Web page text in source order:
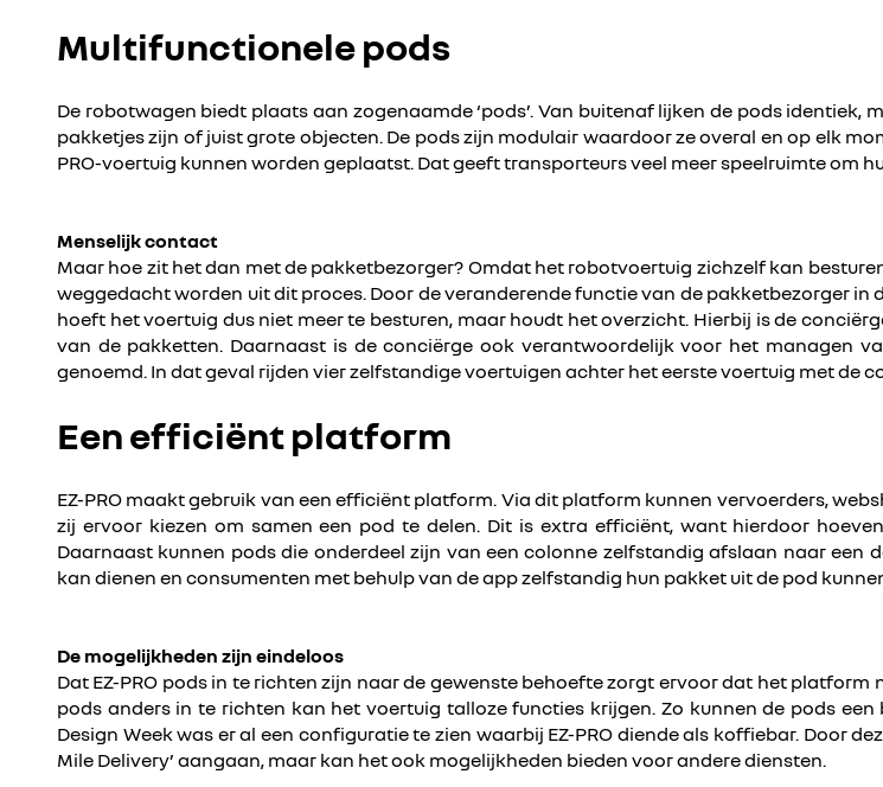
Multifunctionele pods
De robotwagen biedt plaats aan zogenaamde ‘pods’. Van buitenaf lijken de pods
pakketjes zijn of juist grote objecten. De pods zijn modulair waardoor ze overal en op elk
PRO-voertuig kunnen worden geplaatst. Dat geeft transporteurs veel meer speelruimte om
Menselijk contact
Maar hoe zit het dan met de pakketbezorger? Omdat het robotvoertuig zichzelf kan
weggedacht worden uit dit proces. Door de veranderende functie van de pakketbezorger in
hoeft het voertuig dus niet meer te besturen, maar houdt het overzicht. Hierbij is de
van de pakketten. Daarnaast is de conciërge ook verantwoordelijk voor het managen
genoemd. In dat geval rijden vier zelfstandige voertuigen achter het eerste voertuig met de
Een efficiënt platform
EZ-PRO maakt gebruik van een efficiënt platform. Via dit platform kunnen vervoerders,
zij ervoor kiezen om samen een pod te delen. Dit is extra efficiënt, want hierdoor
Daarnaast kunnen pods die onderdeel zijn van een colonne zelfstandig afslaan naar
kan dienen en consumenten met behulp van de app zelfstandig hun pakket uit de pod
De mogelijkheden zijn eindeloos
Dat EZ-PRO pods in te richten zijn naar de gewenste behoefte zorgt ervoor dat het
pods anders in te richten kan het voertuig talloze functies krijgen. Zo kunnen de pods
Design Week was er al een configuratie te zien waarbij EZ-PRO diende als koffiebar. Door
Mile Delivery’ aangaan, maar kan het ook mogelijkheden bieden voor andere diensten.